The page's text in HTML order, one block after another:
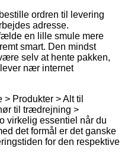
ordren til levering
adresse.
en lille smule mere
smart. Den mindst
selv at hente pakken,
nær internet
Produkter > Alt til
til trædrejning >
virkelig essentiel når du
det formål er det ganske
for den respektive